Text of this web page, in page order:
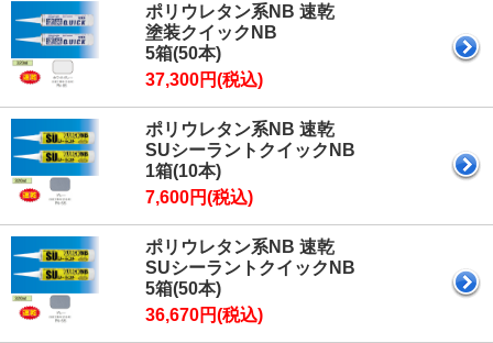
ポリウレタン系NB 速乾
塗装クイックNB
5箱(50本)
37,300円(税込)
ポリウレタン系NB 速乾
SUシーラントクイックNB
1箱(10本)
7,600円(税込)
ポリウレタン系NB 速乾
SUシーラントクイックNB
5箱(50本)
36,670円(税込)